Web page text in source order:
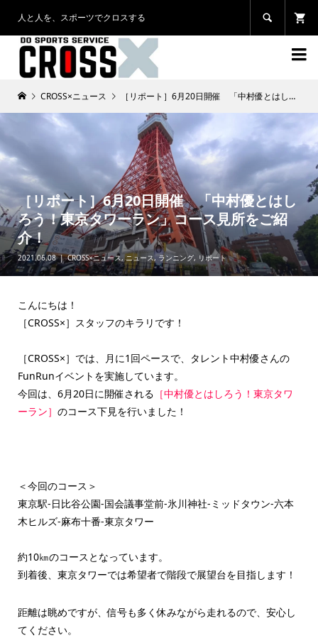
人と人を、スポーツでクロスする 

CROSS×ニュース ［リポート］6月20日開催 「中村優とはしろう！東京タワーラン」コース見所をご紹介！
［リポート］6月20日開催 「中村優とはし
ろう！東京タワーラン」コース見所をご紹
介！
2021.06.08 CROSS×ニュース,ニュース,ランニング, リポート
こんにちは！
［CROSS×］スタッフのキラリです！
［CROSS×］では、月に1回ペースで、タレント中村優さんの
FunRunイベントを実施しています。
今回は、6月20日に開催される ［中村優とはしろう！東京タワ
ーラン］ のコース下見を行いました！
＜今回のコース＞
東京駅‐日比谷公園‐国会議事堂前‐氷川神社‐ミッドタウン‐六本
木ヒルズ‐麻布十番‐東京タワー
約10㎞のコースとなっています。
到着後、東京タワーでは希望者で階段で展望台を目指します！
距離は眺めですが、信号も多く休みながら走れるので、安心し
てください。